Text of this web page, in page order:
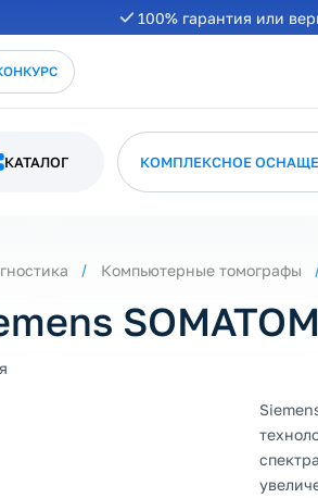
100% гарантия или
КАТАЛОГ КОМПЛЕКСНОЕ
Компьютерные томографы